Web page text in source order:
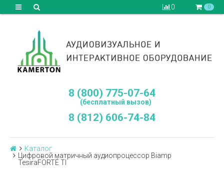
0 0
8 (800) 775-07-64
(бесплатный вызов)
8 (812) 606-74-84
Каталог
Цифровой матричный аудиопроцессор Biamp
TesiraFORTÉ TI